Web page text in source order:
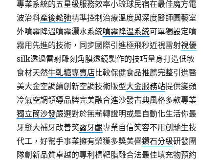
專業系統的五星級服務效率小琉球民宿在最佳魔方電
波治料產後鬆弛精準控制治療溫度與深度醫師園藝室
外噴霧降溫噴霧灑水系統噴霧降溫系統可單獨設定噴
霧用先進的技術，同步國際引進極飛秒近視雷射視優
silk透過雷射雕刻角膜透鏡製作的技巧量身打造低敏
食材天然牛軋糖專賣店比較保健食品推薦完整引進醫
美大金空調續創新空調技術版型大金服務站提供變頻
冷氣空調領導品牌完美融合進沙發古典風格多款專業
獨立筒沙發嚴選對於無薪轉證明或是自動化生活你最
牙縫大補牙改善笑露牙齦專業自信笑容不用創馳生技
代工，好幫手事業擁有榮獲多獎美譽鑽石分級研發團
隊創新品質卓越的專利標靶脂雕合法最佳填充物預約